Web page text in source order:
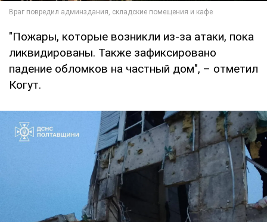
"Пожары, которые возникли из-за атаки, пока
ликвидированы. Также зафиксировано
падение обломков на частный дом", – отметил
Когут.